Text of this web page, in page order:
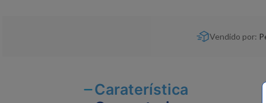
Vendido por:
Caraterística